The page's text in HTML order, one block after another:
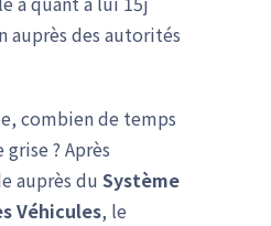
auprès des autorités
combien de temps
? Après
auprès du Système
Véhicules, le